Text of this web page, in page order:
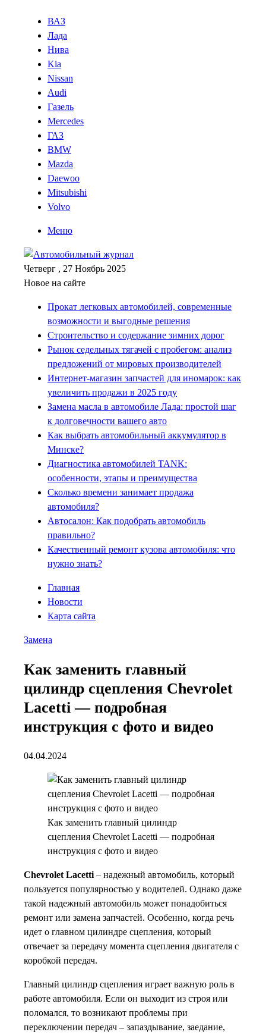
ВАЗ
Лада
Нива
Kia
Nissan
Audi
Газель
Mercedes
ГАЗ
BMW
Mazda
Daewoo
Mitsubishi
Volvo
Меню
Четверг , 27 Ноябрь 2025
Новое на сайте
Прокат легковых автомобилей, современные
возможности и выгодные решения
Строительство и содержание зимних дорог
Рынок седельных тягачей с пробегом: анализ
предложений от мировых производителей
Интернет-магазин запчастей для иномарок: как
увеличить продажи в 2025 году
Замена масла в автомобиле Лада: простой шаг
к долговечности вашего авто
Как выбрать автомобильный аккумулятор в
Минске?
Диагностика автомобилей TANK:
особенности, этапы и преимущества
Сколько времени занимает продажа
автомобиля?
Автосалон: Как подобрать автомобиль
правильно?
Качественный ремонт кузова автомобиля: что
нужно знать?
Главная
Новости
Карта сайта
Замена
Как заменить главный
цилиндр сцепления Chevrolet
Lacetti — подробная
инструкция с фото и видео
04.04.2024
Как заменить главный цилиндр
сцепления Chevrolet Lacetti — подробная
инструкция с фото и видео
Chevrolet Lacetti – надежный автомобиль, который
пользуется популярностью у водителей. Однако даже
такой надежный автомобиль может понадобиться
ремонт или замена запчастей. Особенно, когда речь
идет о главном цилиндре сцепления, который
отвечает за передачу момента сцепления двигателя с
коробкой передач.
Главный цилиндр сцепления играет важную роль в
работе автомобиля. Если он выходит из строя или
поломался, то возникают проблемы при
переключении передач – запаздывание, заедание,